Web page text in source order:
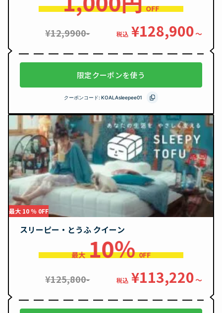
OFF
¥12,9900- 税込 ¥128,900〜
限定クーポンを使う
クーポンコード: KOALAsleepee01
最大 10 ％ 0FF
スリーピー・とうふ クイーン
最大 10％ 0FF
¥125,800- 税込 ¥113,220〜